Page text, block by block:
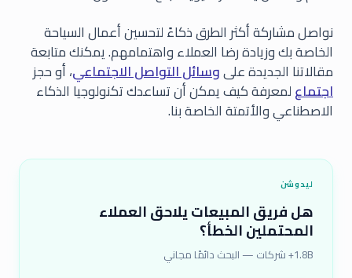
نواصل مشاركة أكثر الطرق ذكاءً لتحسين أعمال السياحة
الخاصة بك وزيادة رضا العملاء واهتمامهم. يمكنك متابعة
مقالاتنا الجديدة علىوسائل التواصل الاجتماعي، أو حجز
اجتماعلمعرفة كيف يمكن أن تساعدك تكنولوجيا الذكاء
الاصطناعي والأتمتة الخاصة بنا.
ليدوشن
هل فريق المبيعات يلاحق العملاء
المحتملين الخطأ؟
1.8B+ شركات — البحث دائمًا مجاني